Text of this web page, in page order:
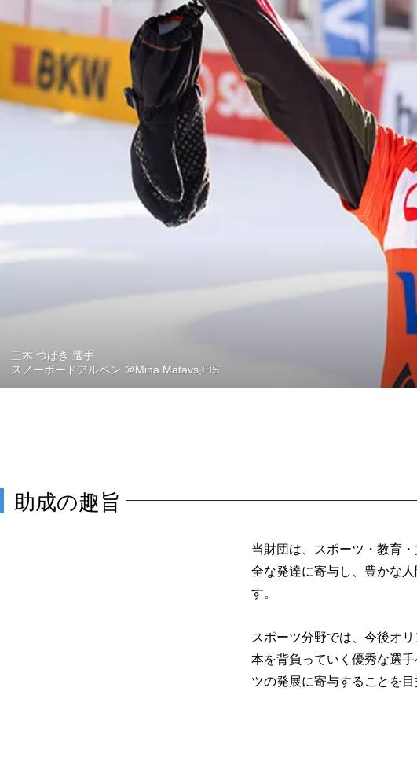
三木 つばき 選手
スノーボードアルペン ＠Miha Matavs,FIS
助成の趣旨
当財団は、スポーツ・教育
全な発達に寄与し、豊かな
す。
スポーツ分野では、今後オ
本を背負っていく優秀な選
ツの発展に寄与することを目